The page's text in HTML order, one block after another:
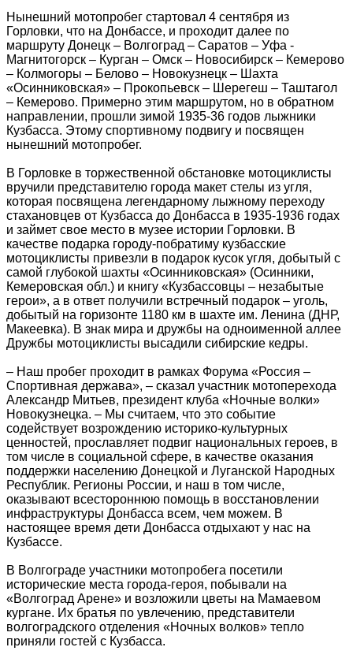
Нынешний мотопробег стартовал 4 сентября из
Горловки, что на Донбассе, и проходит далее по
маршруту Донецк – Волгоград – Саратов – Уфа -
Магнитогорск – Курган – Омск – Новосибирск – Кемерово
– Колмогоры – Белово – Новокузнецк – Шахта
«Осинниковская» – Прокопьевск – Шерегеш – Таштагол
– Кемерово. Примерно этим маршрутом, но в обратном
направлении, прошли зимой 1935-36 годов лыжники
Кузбасса. Этому спортивному подвигу и посвящен
нынешний мотопробег.
В Горловке в торжественной обстановке мотоциклисты
вручили представителю города макет стелы из угля,
которая посвящена легендарному лыжному переходу
стахановцев от Кузбасса до Донбасса в 1935-1936 годах
и займет свое место в музее истории Горловки. В
качестве подарка городу-побратиму кузбасские
мотоциклисты привезли в подарок кусок угля, добытый с
самой глубокой шахты «Осинниковская» (Осинники,
Кемеровская обл.) и книгу «Кузбассовцы – незабытые
герои», а в ответ получили встречный подарок – уголь,
добытый на горизонте 1180 км в шахте им. Ленина (ДНР,
Макеевка). В знак мира и дружбы на одноименной аллее
Дружбы мотоциклисты высадили сибирские кедры.
– Наш пробег проходит в рамках Форума «Россия –
Спортивная держава», – сказал участник мотоперехода
Александр Митьев, президент клуба «Ночные волки»
Новокузнецка. – Мы считаем, что это событие
содействует возрождению историко-культурных
ценностей, прославляет подвиг национальных героев, в
том числе в социальной сфере, в качестве оказания
поддержки населению Донецкой и Луганской Народных
Республик. Регионы России, и наш в том числе,
оказывают всестороннюю помощь в восстановлении
инфраструктуры Донбасса всем, чем можем. В
настоящее время дети Донбасса отдыхают у нас на
Кузбассе.
В Волгограде участники мотопробега посетили
исторические места города-героя, побывали на
«Волгоград Арене» и возложили цветы на Мамаевом
кургане. Их братья по увлечению, представители
волгоградского отделения «Ночных волков» тепло
приняли гостей с Кузбасса.